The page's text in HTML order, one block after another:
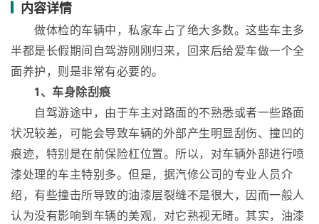
内容详情
做体检的车辆中，私家车占了绝大多数。这些车主多
半都是长假期间自驾游刚刚归来，回来后给爱车做一个全
面养护，则是非常有必要的。
1、车身除刮痕
自驾游途中，由于车主对路面的不熟悉或者一些路面
状况较差，可能会导致车辆的外部产生明显刮伤、撞凹的
痕迹，特别是在前保险杠位置。所以，对车辆外部进行喷
漆处理的车主特别多。但是，据汽修公司的专业人员介
绍，有些撞击所导致的油漆层裂缝不是很大，因而一般人
认为没有影响到车辆的美观，对它熟视无睹。其实，油漆